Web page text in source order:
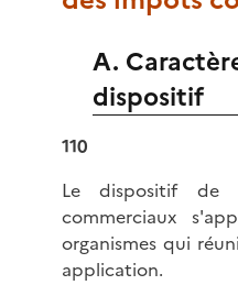
A.
dispositif
110
Le dispositif de
commerciaux
organismes qui
application.